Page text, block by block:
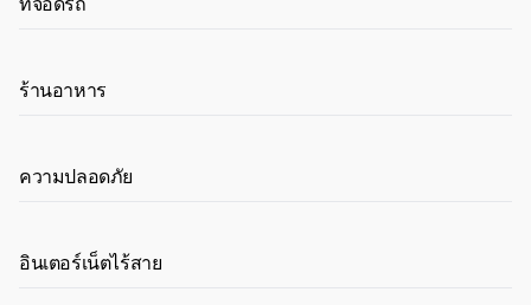
ร้านอาหาร
ความปลอดภัย
อินเตอร์เน็ตไร้สาย